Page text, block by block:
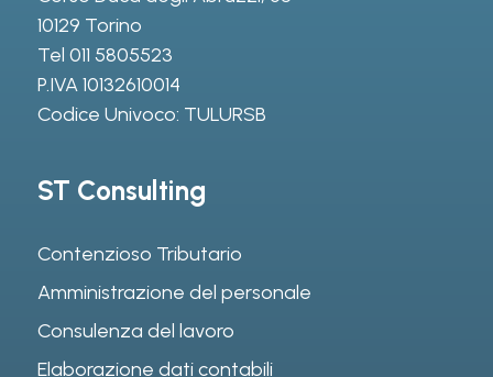
10129 Torino
Tel 011 5805523
P.IVA 10132610014
Codice Univoco: TULURSB
ST Consulting
Contenzioso Tributario
Amministrazione del personale
Consulenza del lavoro
Elaborazione dati contabili